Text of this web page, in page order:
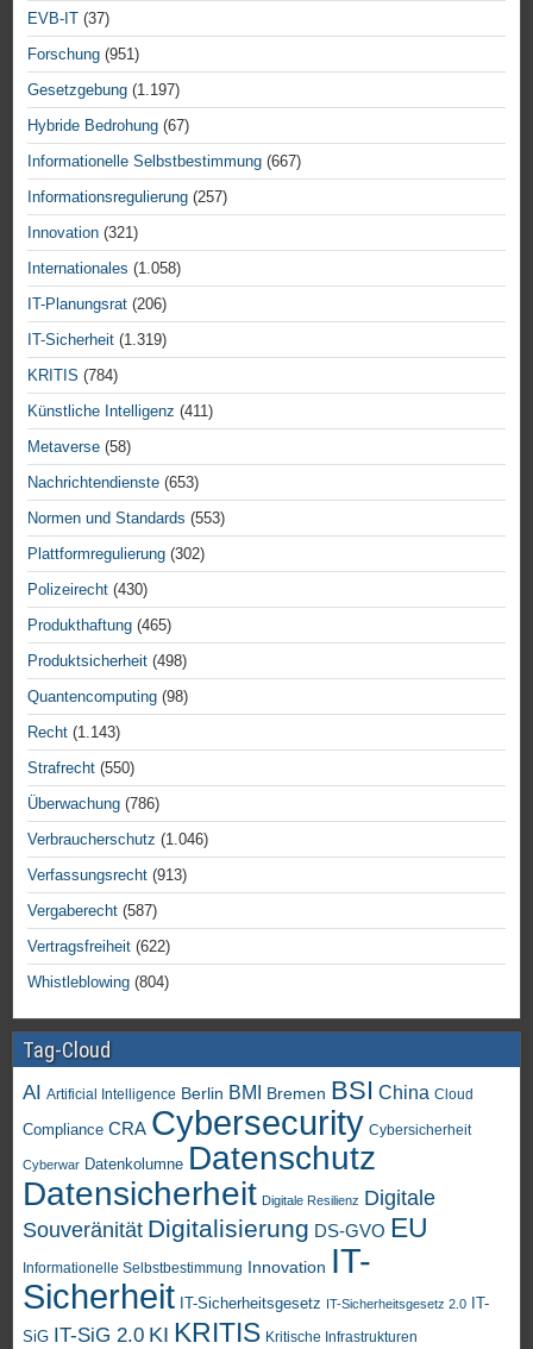
EVB-IT (37)
Forschung (951)
Gesetzgebung (1.197)
Hybride Bedrohung (67)
Informationelle Selbstbestimmung (667)
Informationsregulierung (257)
Innovation (321)
Internationales (1.058)
IT-Planungsrat (206)
IT-Sicherheit (1.319)
KRITIS (784)
Künstliche Intelligenz (411)
Metaverse (58)
Nachrichtendienste (653)
Normen und Standards (553)
Plattformregulierung (302)
Polizeirecht (430)
Produkthaftung (465)
Produktsicherheit (498)
Quantencomputing (98)
Recht (1.143)
Strafrecht (550)
Überwachung (786)
Verbraucherschutz (1.046)
Verfassungsrecht (913)
Vergaberecht (587)
Vertragsfreiheit (622)
Whistleblowing (804)
Tag-Cloud
AI Artificial Intelligence Berlin BMI Bremen BSI China Cloud
Compliance CRA Cybersecurity Cybersicherheit
Cyberwar Datenkolumne Datenschutz
Datensicherheit Digitale Resilienz Digitale
Souveränität Digitalisierung DS-GVO EU
Informationelle Selbstbestimmung Innovation IT-
Sicherheit IT-Sicherheitsgesetz IT-Sicherheitsgesetz 2.0
IT-
SiG IT-SiG 2.0 KI KRITIS Kritische Infrastrukturen